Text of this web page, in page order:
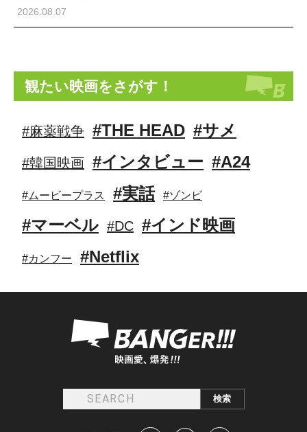
2026.08.07
観たい映画をさがす！
#麻薬戦争 #THE HEAD #サメ
#韓国映画 #インタビュー #A24
#ムービープラス #実話 #ゾンビ
#マーベル #DC #インド映画
#カンフー #Netflix